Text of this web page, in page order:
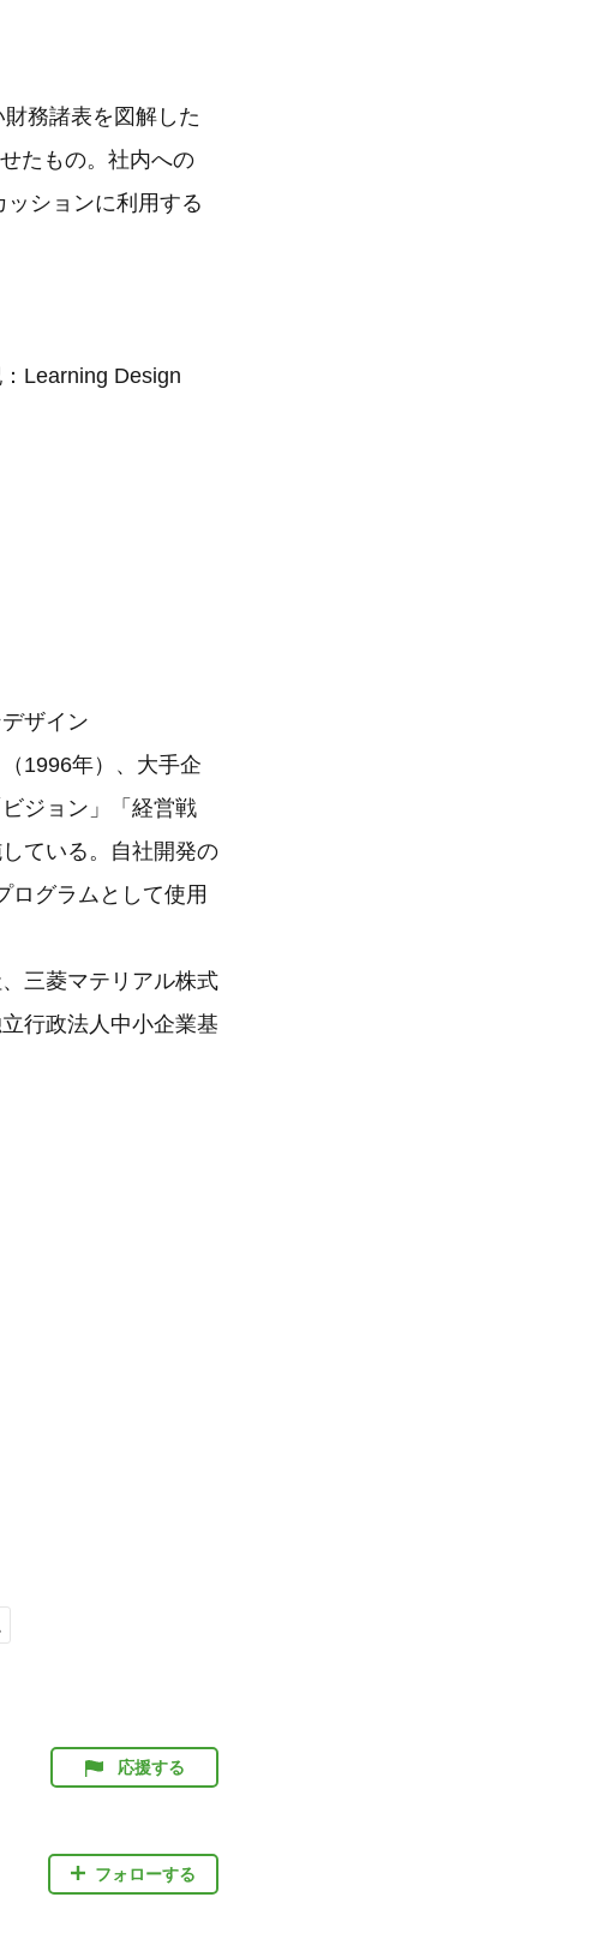
務諸表を図解した
たもの。社内への
ションに利用する
Learning Design
ザイン
1996年）、大手企
ジョン」「経営戦
ている。自社開発の
ログラムとして使用
三菱マテリアル株式
行政法人中小企業基
応援する
フォローする